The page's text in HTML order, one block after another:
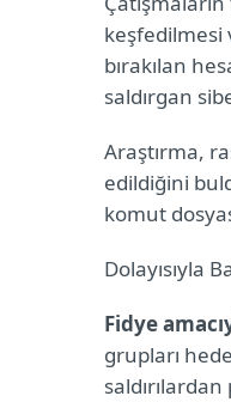
keşfedilmesi
bırakılan
saldırgan
Araştırma,
edildiğini
komut
Dolayısıyla
Fidye
grupları